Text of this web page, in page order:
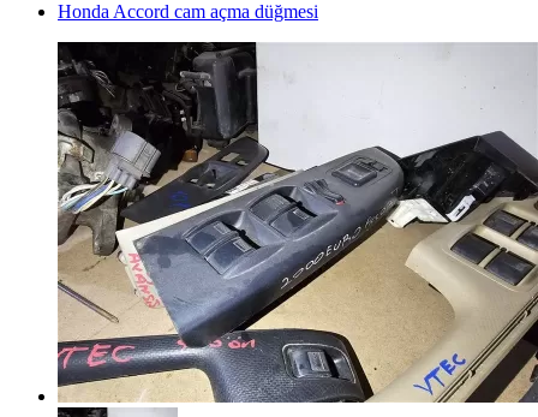
Honda Accord cam açma düğmesi